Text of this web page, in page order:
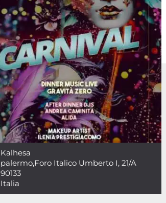
Kalhesa
palermo,Foro Italico Umberto I, 21/A
90133
Italia